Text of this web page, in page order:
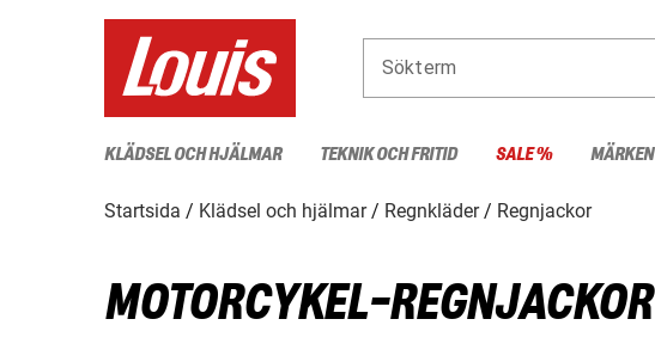
Sökterm
KLÄDSEL OCH HJÄLMAR TEKNIK OCH FRITID SALE % MÄRKEN
Startsida Klädsel och hjälmar Regnkläder Regnjackor
MOTORCYKEL-REGNJACKOR